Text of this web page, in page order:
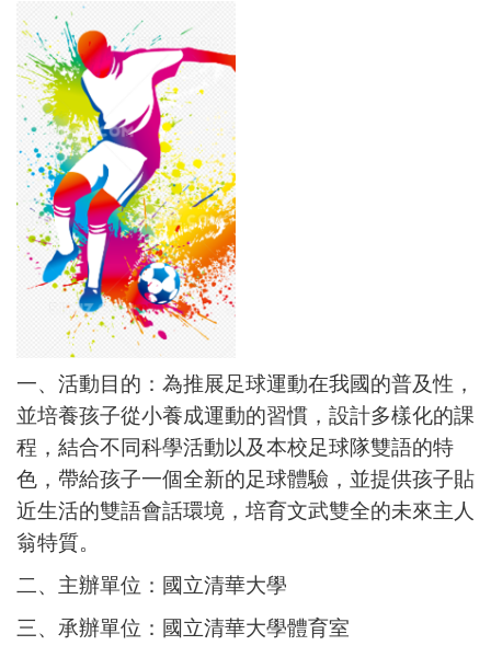
一、活動目的：為推展足球運動在我國的普及性，
並培養孩子從小養成運動的習慣，設計多樣化的課
程，結合不同科學活動以及本校足球隊雙語的特
色，帶給孩子一個全新的足球體驗，並提供孩子貼
近生活的雙語會話環境，培育文武雙全的未來主人
翁特質。
二、主辦單位：國立清華大學
三、承辦單位：國立清華大學體育室